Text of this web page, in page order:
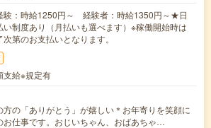
験：時給1250円～ 経験者：時給1350円～★日
い制度あり（月払いも選べます）※稼働開始時は
第のお支払いとなります。
支給※規定有
方の「ありがとう」が嬉しい＊お年寄りを笑顔に
お仕事です。おじいちゃん、おばあちゃ…